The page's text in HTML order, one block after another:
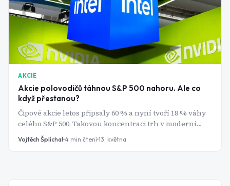
AKCIE
Akcie polovodičů táhnou S&P 500 nahoru. Ale co
když přestanou?
Čipové akcie letos připsaly 60 % a nyní tvoří 18 % váhy
celého S&P 500. Takovou koncentraci trh v moderní
historii ještě nezažil a analytici se začínají ptát, jestli to
není příliš velká sázka na jeden sektor.
Vojtěch Šplíchal 4 min čtení 13. května